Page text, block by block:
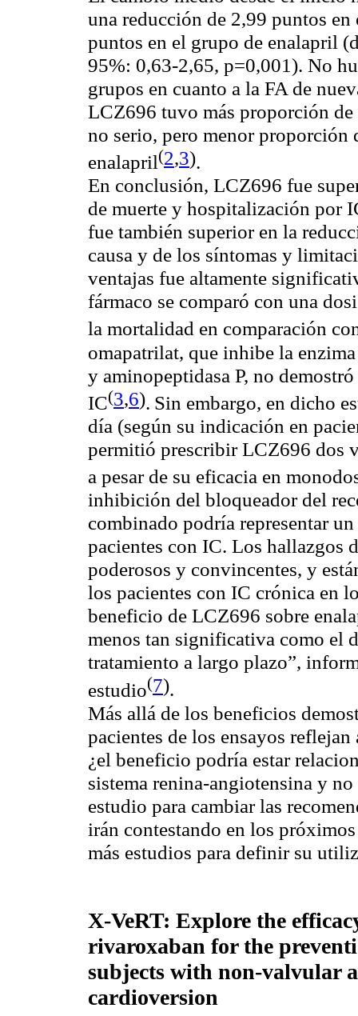
una reducción de 2,99 puntos
puntos en el grupo de enalapril
95%: 0,63-2,65, p=0,001). No
grupos en cuanto a la FA de
LCZ696 tuvo más proporción
no serio, pero menor proporción
enalapril(2,3).
En conclusión, LCZ696 fue
de muerte y hospitalización por
fue también superior en la
causa y de los síntomas y
ventajas fue altamente
fármaco se comparó con una
la mortalidad en comparación
omapatrilat, que inhibe la
y aminopeptidasa P, no
IC(3,6). Sin embargo, en dicho
día (según su indicación en
permitió prescribir LCZ696 dos
a pesar de su eficacia en
inhibición del bloqueador del
combinado podría representar
pacientes con IC. Los hallazgos
poderosos y convincentes, y
los pacientes con IC crónica en
beneficio de LCZ696 sobre
menos tan significativa como el
tratamiento a largo plazo”,
estudio(7).
Más allá de los beneficios
pacientes de los ensayos
¿el beneficio podría estar
sistema renina-angiotensina y
estudio para cambiar las
irán contestando en los
más estudios para definir su
X-VeRT: Explore the
rivaroxaban for the
subjects with non-valvular
cardioversion